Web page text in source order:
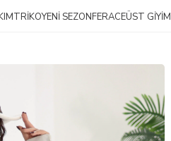
TRIKOYENI SEZONFERACEÜST GIYIM